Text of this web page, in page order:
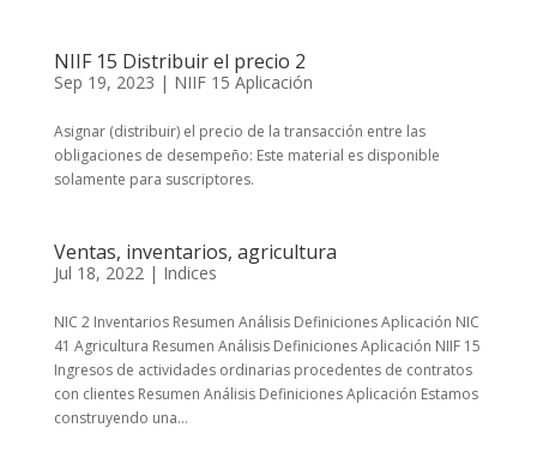
NIIF 15 Distribuir el precio 2
Sep 19, 2023 | NIIF 15 Aplicación
Asignar (distribuir) el precio de la transacción entre las
obligaciones de desempeño: Este material es disponible
solamente para suscriptores.
Ventas, inventarios, agricultura
Jul 18, 2022| Indices
NIC 2 Inventarios Resumen Análisis Definiciones Aplicación NIC
41 Agricultura Resumen Análisis Definiciones Aplicación NIIF 15
Ingresos de actividades ordinarias procedentes de contratos
con clientes Resumen Análisis Definiciones Aplicación Estamos
construyendo una...